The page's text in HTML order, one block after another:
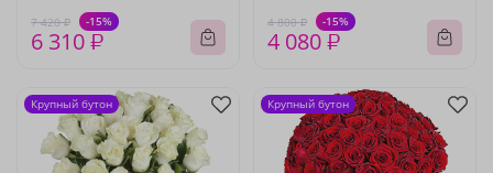
7 420 ₽ -15%
6 310 ₽
4 800 ₽ -15%
4 080 ₽
Крупный бутон Крупный бутон